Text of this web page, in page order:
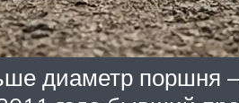
диаметр поршня